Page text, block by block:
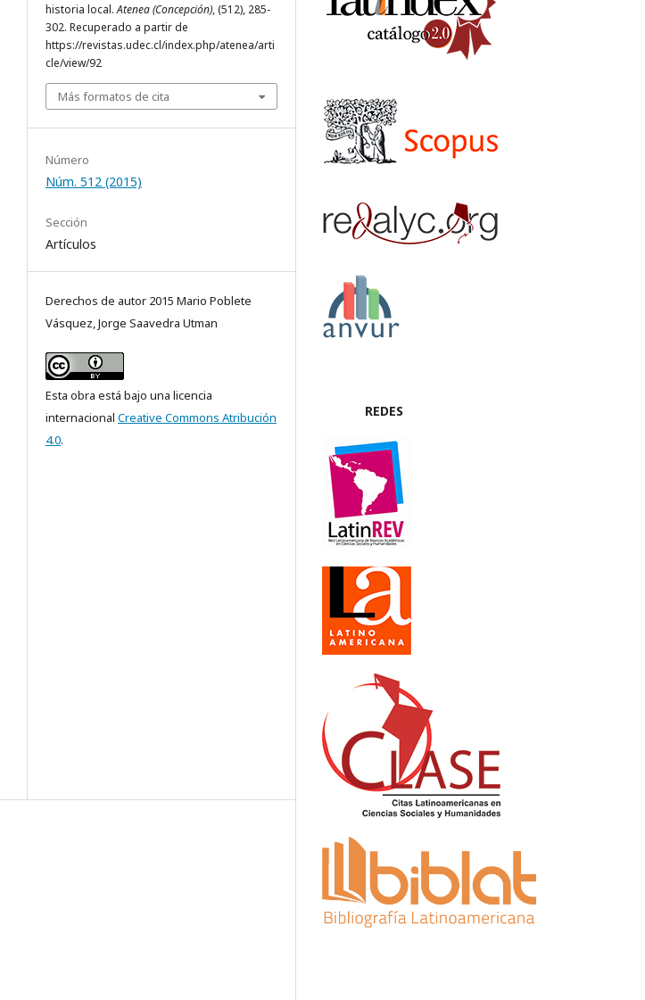
historia local.Atenea (Concepción), (512), 285-
302. Recuperado a partir de
https://revistas.udec.cl/index.php/atenea/arti
cle/view/92
Más formatos de cita
Número
Núm. 512 (2015)
Sección
Artículos
Derechos de autor 2015 Mario Poblete
Vásquez, Jorge Saavedra Utman
Esta obra está bajo una licencia
internacional Creative Commons Atribución
4.0.
REDES